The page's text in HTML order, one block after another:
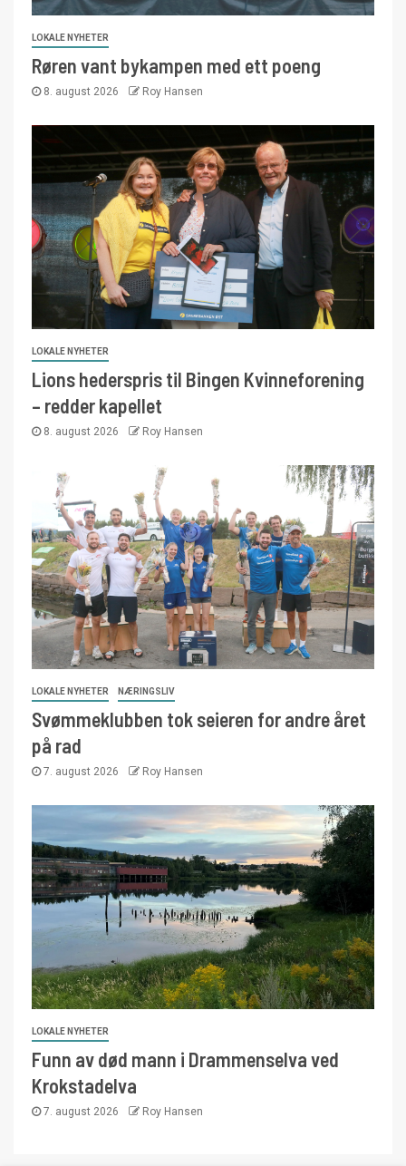
LOKALE NYHETER
Røren vant bykampen med ett poeng
8. august 2026 Roy Hansen
LOKALE NYHETER
Lions hederspris til Bingen Kvinneforening
– redder kapellet
8. august 2026 Roy Hansen
LOKALE NYHETER NÆRINGSLIV
Svømmeklubben tok seieren for andre året
på rad
7. august 2026 Roy Hansen
LOKALE NYHETER
Funn av død mann i Drammenselva ved
Krokstadelva
7. august 2026 Roy Hansen